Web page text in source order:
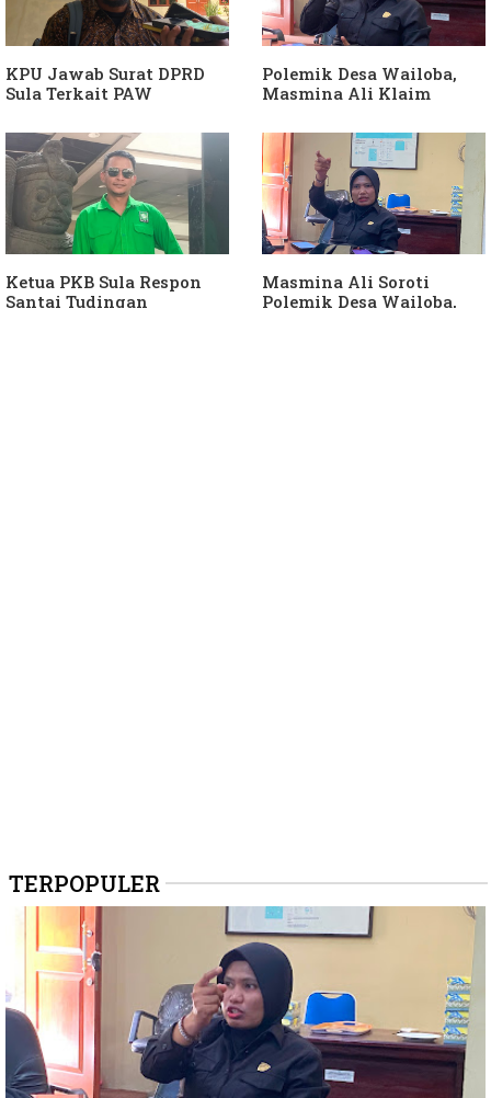
KPU Jawab Surat DPRD
Sula Terkait PAW
Hanura
Polemik Desa Wailoba,
Masmina Ali Klaim
Keterlibatan Ketua PKB
Sula
Ketua PKB Sula Respon
Santai Tudingan
Masmina Ali Soroti
Polemik Desa Wailoba,
TERPOPULER